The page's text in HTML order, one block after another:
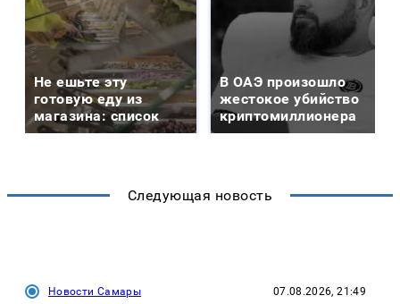
Не ешьте эту
готовую еду из
магазина: список
В ОАЭ произошло
жестокое убийство
криптомиллионера
Следующая новость
Новости Самары 07.08.2026, 21:49